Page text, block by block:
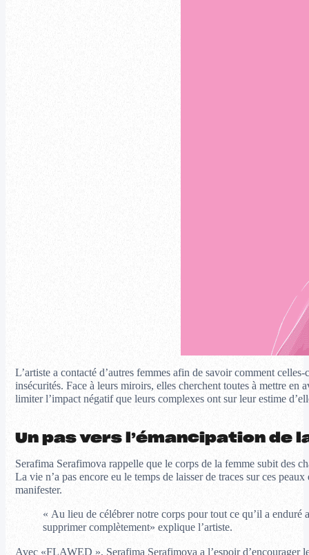
L’artiste a contacté d’autres femmes afin de savoir comment
insécurités. Face à leurs miroirs, elles cherchent toutes à mettre
limiter l’impact négatif que leurs complexes ont sur leur estime
Un pas vers l’émancipation de
Serafima Serafimova rappelle que le corps de la femme subit des
La vie n’a pas encore eu le temps de laisser de traces sur ces
manifester.
« Au lieu de célébrer notre corps pour tout ce qu’il a enduré
supprimer complètement» explique l’artiste.
Avec «FLAWED », Serafima Serafimova a l’espoir d’encourager